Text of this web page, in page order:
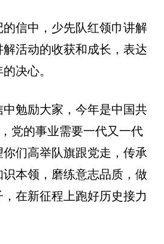
信中，少先队红领巾讲解
解活动的收获和成长，表达
决心。
中勉励大家，今年是中国共
党的事业需要一代又一代
你们高举队旗跟党走，传承
本领，磨练意志品质，做
在新征程上跑好历史接力